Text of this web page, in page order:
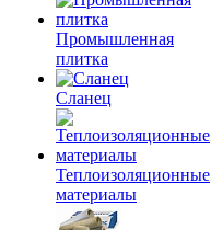
Промышленная
плитка
Сланец
Теплоизоляционные
материалы